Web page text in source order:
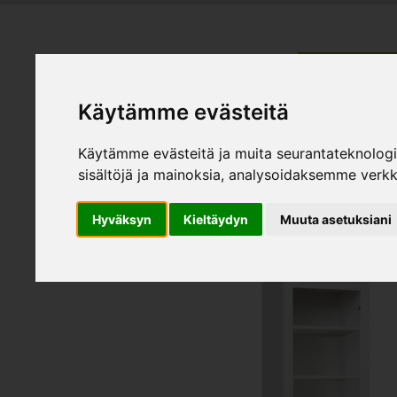
Käytämme evästeitä
Käytämme evästeitä ja muita
sisältöjä ja mainoksia, analysoidaksemme
Hyväksyn Kieltäydyn Muuta asetuksiani